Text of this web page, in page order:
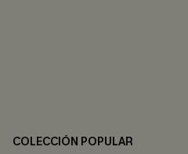
COLECCIÓN POPULAR